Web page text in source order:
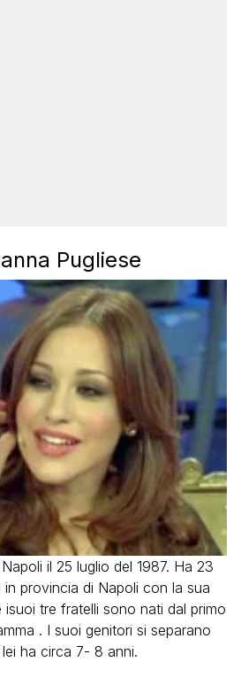
Pugliese
il 25 luglio del 1987. Ha 23
in provincia di Napoli con la sua
isuoi tre fratelli sono nati dal primo
. I suoi genitori si separano
ha circa 7- 8 anni.